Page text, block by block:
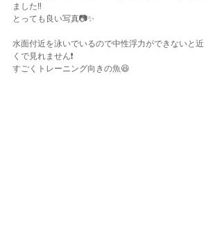
ました‼️
とっても良い写真📷✨
水面付近を泳いでいるので中性浮力ができないと近
くで見れません❗️
すごくトレーニング向きの魚😆